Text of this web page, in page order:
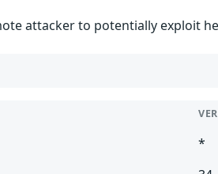
attacker to potentially exploit
*